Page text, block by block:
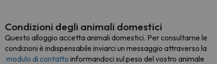
Condizioni degli animali domestici
Questo alloggio accetta animali domestici. Per consultarne le
condizioni è indispensabile inviarci un messaggio attraverso la
modulo di contatto informandoci sul peso del vostro animale